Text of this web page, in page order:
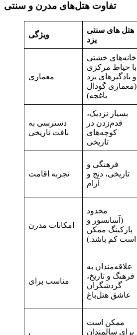
تفاوت هتل‌های مدرن و سنتی
ویژگی
هتل‌ های سنتی
یزد
معماری
خانه‌های خشتی
با حیاط مرکزی
و بادگیرهای یزد
(معماری گودال‌
باغچه)
دسترسی به
بافت تاریخی
بسیار نزدیک،
قدم‌زدن در
کوچه‌های
تاریخی
تجربه اقامت
فرهنگی و
تاریخی، دنج و
آرام
امکانات مدرن
محدود
(آسانسور و
پارکینگ ممکن
است کم باشد.)
مناسب برای
علاقه‌مندان به
فرهنگ و تاریخ،
گردشگران
عاشق هتل‌باغ
ممکن است
برای سالمندان